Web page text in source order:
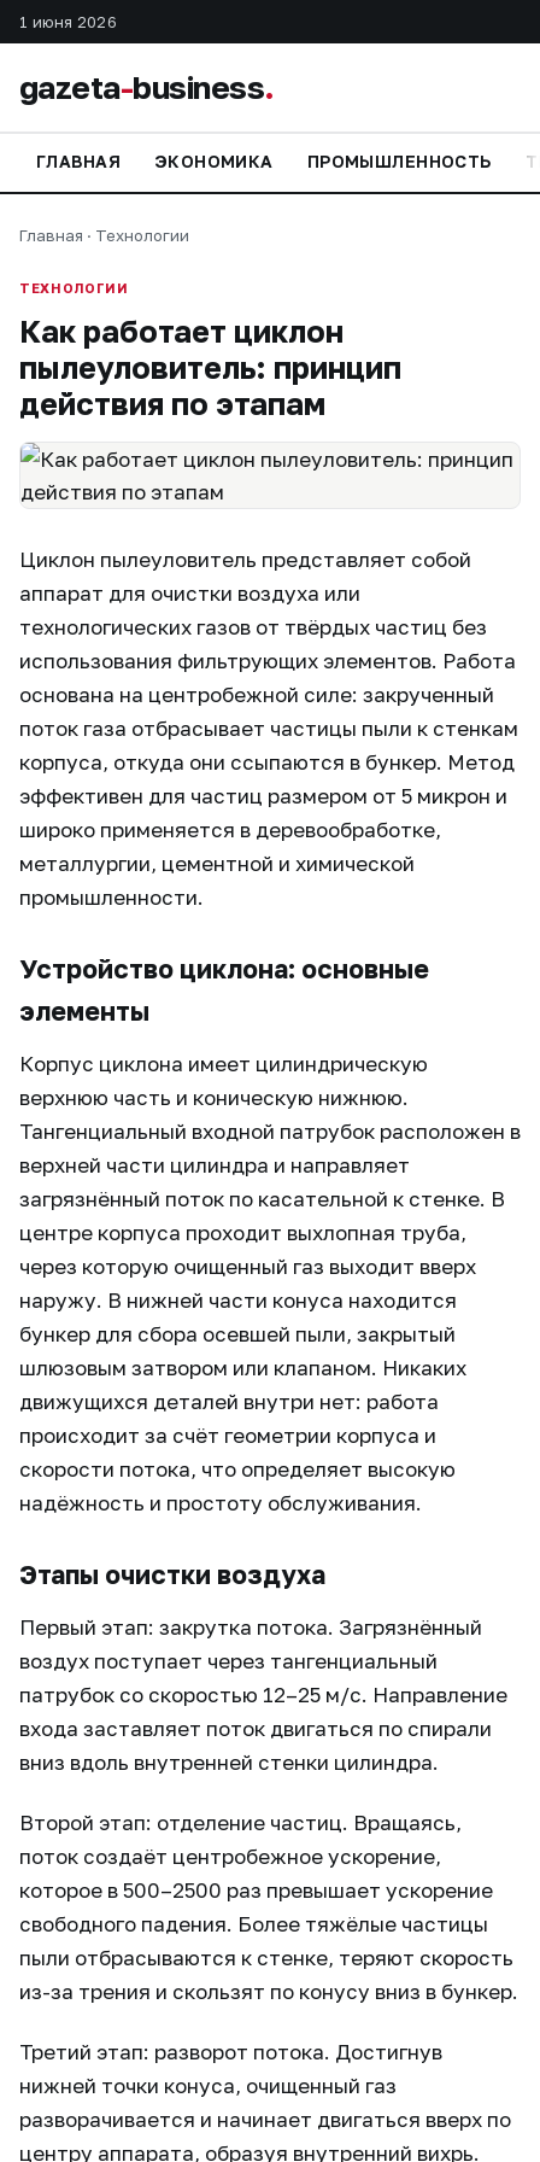
1 июня 2026
gazeta-business.
ГЛАВНАЯ ЭКОНОМИКА ПРОМЫШЛЕННОСТЬ
Главная · Технологии
ТЕХНОЛОГИИ
Как работает циклон
пылеуловитель: принцип
действия по этапам
Циклон пылеуловитель представляет собой
аппарат для очистки воздуха или
технологических газов от твёрдых частиц без
использования фильтрующих элементов. Работа
основана на центробежной силе: закрученный
поток газа отбрасывает частицы пыли к стенкам
корпуса, откуда они ссыпаются в бункер. Метод
эффективен для частиц размером от 5 микрон и
широко применяется в деревообработке,
металлургии, цементной и химической
промышленности.
Устройство циклона: основные
элементы
Корпус циклона имеет цилиндрическую
верхнюю часть и коническую нижнюю.
Тангенциальный входной патрубок расположен в
верхней части цилиндра и направляет
загрязнённый поток по касательной к стенке. В
центре корпуса проходит выхлопная труба,
через которую очищенный газ выходит вверх
наружу. В нижней части конуса находится
бункер для сбора осевшей пыли, закрытый
шлюзовым затвором или клапаном. Никаких
движущихся деталей внутри нет: работа
происходит за счёт геометрии корпуса и
скорости потока, что определяет высокую
надёжность и простоту обслуживания.
Этапы очистки воздуха
Первый этап: закрутка потока. Загрязнённый
воздух поступает через тангенциальный
патрубок со скоростью 12–25 м/с. Направление
входа заставляет поток двигаться по спирали
вниз вдоль внутренней стенки цилиндра.
Второй этап: отделение частиц. Вращаясь,
поток создаёт центробежное ускорение,
которое в 500–2500 раз превышает ускорение
свободного падения. Более тяжёлые частицы
пыли отбрасываются к стенке, теряют скорость
из-за трения и скользят по конусу вниз в бункер.
Третий этап: разворот потока. Достигнув
нижней точки конуса, очищенный газ
разворачивается и начинает двигаться вверх по
центру аппарата, образуя внутренний вихрь.